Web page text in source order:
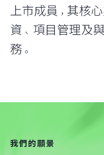
上市成員 ， 其核
資 、 項目管理及
務 。
我們的願景